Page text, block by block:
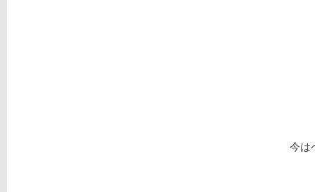
今は